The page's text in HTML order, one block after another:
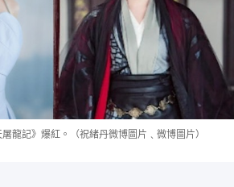
龍記》爆紅。（祝緒丹微博圖片﹑微博圖片）